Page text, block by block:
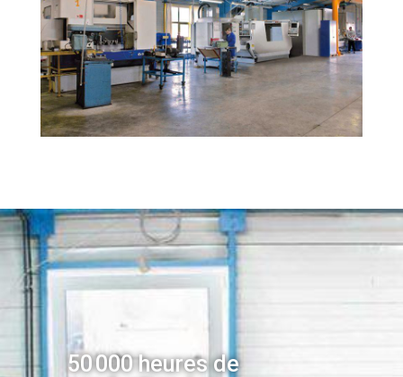
50 000 heures de